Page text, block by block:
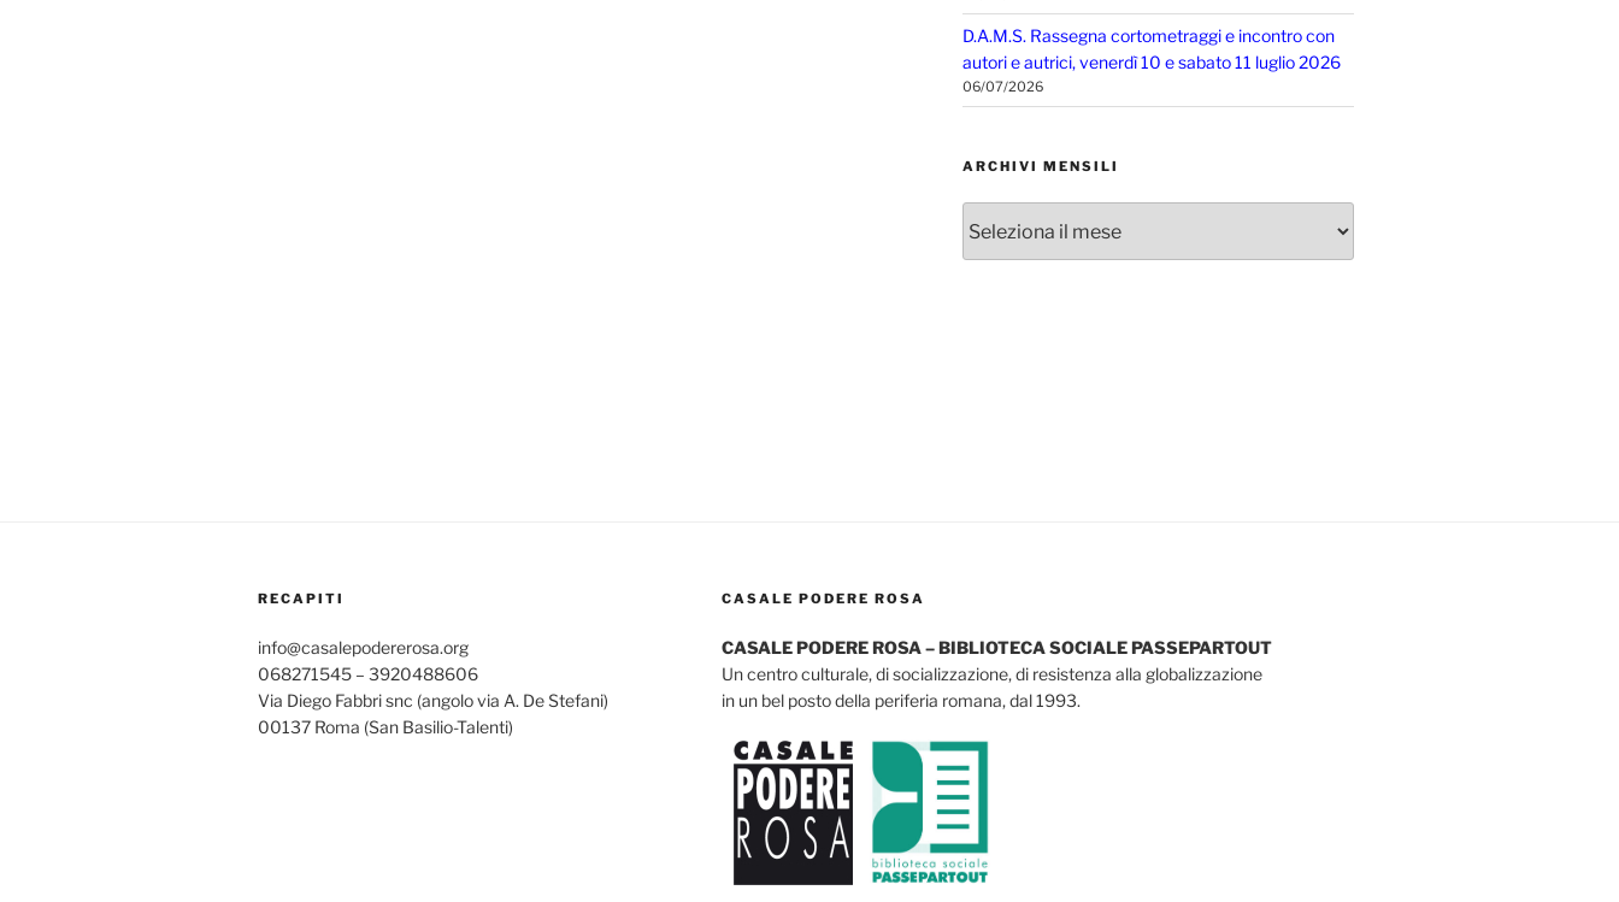
D.A.M.S. Rassegna cortometraggi e incontro con
autori e autrici, venerdì 10 e sabato 11 luglio 2026
06/07/2026
ARCHIVI MENSILI
mensili
RECAPITI
info@casalepodererosa.org
068271545 – 3920488606
Via Diego Fabbri snc (angolo via A. De Stefani)
00137 Roma (San Basilio-Talenti)
CASALE PODERE ROSA
CASALE PODERE ROSA – BIBLIOTECA SOCIALE PASSEPARTOUT
Un centro culturale, di socializzazione, di resistenza alla globalizzazione
in un bel posto della periferia romana, dal 1993.